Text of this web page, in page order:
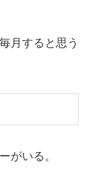
月すると思う
がいる。